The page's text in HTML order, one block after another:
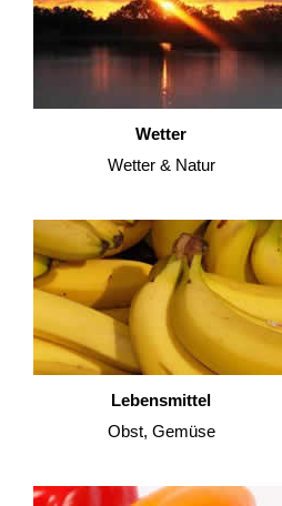
Wetter
Wetter & Natur
Lebensmittel
Obst, Gemüse